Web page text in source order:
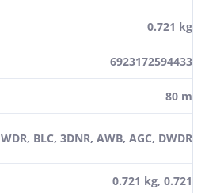
0.721 kg
6923172594433
80 m
WDR, BLC, 3DNR, AWB, AGC, DWDR
0.721 kg, 0.721